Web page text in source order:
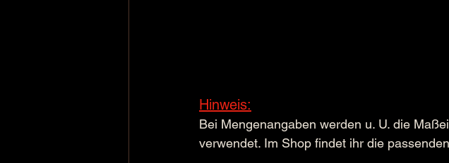
Hinweis:
Bei Mengenangaben werden u. U. die
verwendet. Im Shop findet ihr die